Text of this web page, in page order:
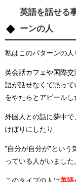
英語を話せる
ーンの人
私はこのパターンの人
英会話カフェや国際
語が話せなくて黙っ
をやたらとアピールし
外国人との話に夢中
けぼりにしたり
”自分が自分が”という
っている人がいました
このタイプの人は英語